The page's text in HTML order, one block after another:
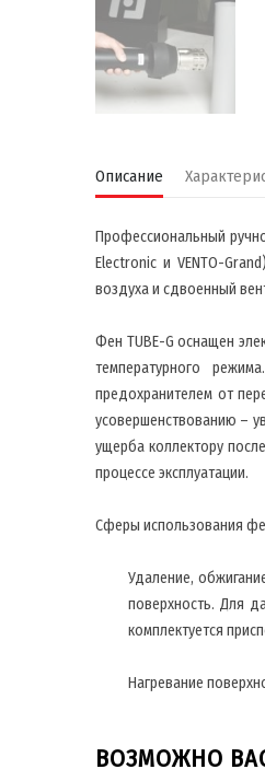
Описание
Профессиональный
Electronic и VENTO-
воздуха и сдвоенный
Фен TUBE-G оснащен
температурного
предохранителем от
усовершенствованию –
ущерба коллектору
процессе эксплуатации.
Сферы использования
Удаление,
поверхность. Для
комплектуется
Нагревание
ВОЗМОЖНО